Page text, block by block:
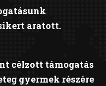
aratott.
célzott támogatás
gyermek részére